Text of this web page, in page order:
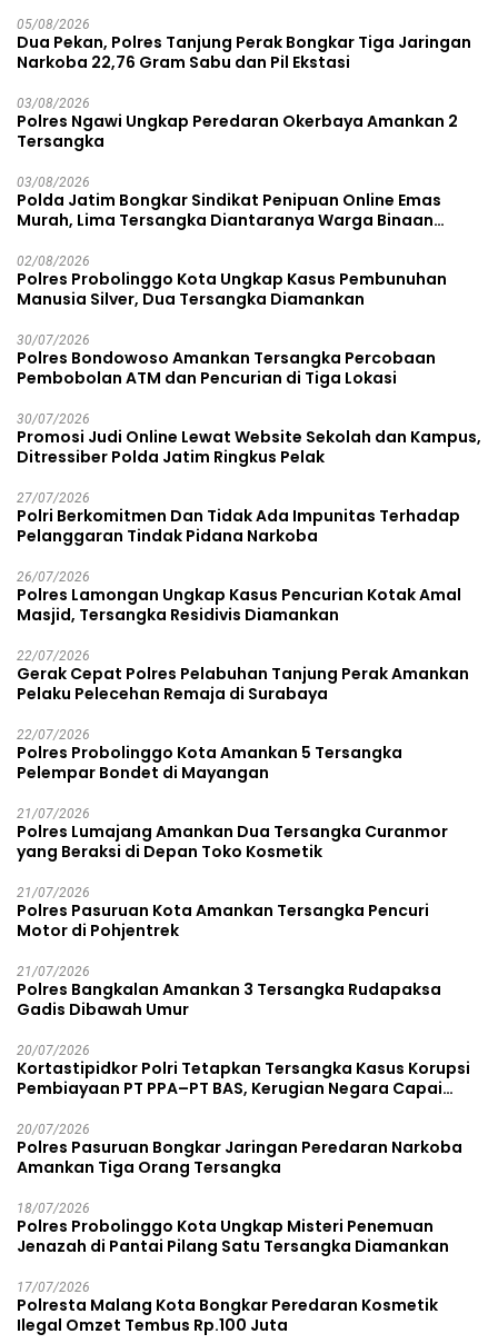
05/08/2026
Dua Pekan, Polres Tanjung Perak Bongkar Tiga Jaringan
Narkoba 22,76 Gram Sabu dan Pil Ekstasi
03/08/2026
Polres Ngawi Ungkap Peredaran Okerbaya Amankan 2
Tersangka
03/08/2026
Polda Jatim Bongkar Sindikat Penipuan Online Emas
Murah, Lima Tersangka Diantaranya Warga Binaan
02/08/2026
Polres Probolinggo Kota Ungkap Kasus Pembunuhan
Manusia Silver, Dua Tersangka Diamankan
30/07/2026
Polres Bondowoso Amankan Tersangka Percobaan
Pembobolan ATM dan Pencurian di Tiga Lokasi
30/07/2026
Promosi Judi Online Lewat Website Sekolah dan Kampus,
Ditressiber Polda Jatim Ringkus Pelak
27/07/2026
Polri Berkomitmen Dan Tidak Ada Impunitas Terhadap
Pelanggaran Tindak Pidana Narkoba
26/07/2026
Polres Lamongan Ungkap Kasus Pencurian Kotak Amal
Masjid, Tersangka Residivis Diamankan
22/07/2026
Gerak Cepat Polres Pelabuhan Tanjung Perak Amankan
Pelaku Pelecehan Remaja di Surabaya
22/07/2026
Polres Probolinggo Kota Amankan 5 Tersangka
Pelempar Bondet di Mayangan
21/07/2026
Polres Lumajang Amankan Dua Tersangka Curanmor
yang Beraksi di Depan Toko Kosmetik
21/07/2026
Polres Pasuruan Kota Amankan Tersangka Pencuri
Motor di Pohjentrek
21/07/2026
Polres Bangkalan Amankan 3 Tersangka Rudapaksa
Gadis Dibawah Umur
20/07/2026
Kortastipidkor Polri Tetapkan Tersangka Kasus Korupsi
Pembiayaan PT PPA–PT BAS, Kerugian Negara Capai
20/07/2026
Polres Pasuruan Bongkar Jaringan Peredaran Narkoba
Amankan Tiga Orang Tersangka
18/07/2026
Polres Probolinggo Kota Ungkap Misteri Penemuan
Jenazah di Pantai Pilang Satu Tersangka Diamankan
17/07/2026
Polresta Malang Kota Bongkar Peredaran Kosmetik
Ilegal Omzet Tembus Rp.100 Juta